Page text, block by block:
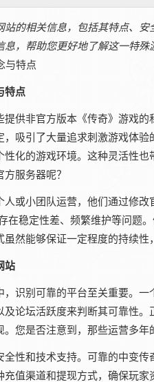
站的相关信息，包括其特点、
，帮助您更好地了解这一特殊
特点
提供非官方版本《传奇》游戏
吸引了大量追求刺激游戏体
化的游戏环境。这种灵活性
服务器呢？
人或小团队运营，他们通过修
在稳定性差、频繁维护等问题
然能够保证一定程度的持续性
站
，识别可靠的平台至关重要。
论坛活跃度来判断其可靠性
您是否注意到，那些运营多年
全性和技术支持。可靠的中变
值渠道和提现方式，确保玩